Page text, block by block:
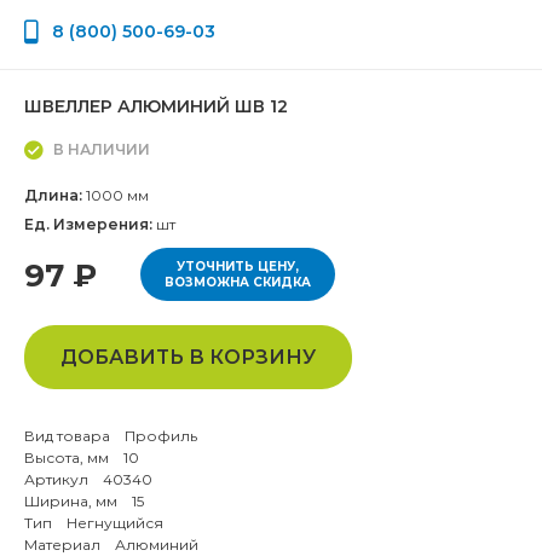
8 (800) 500-69-03
ШВЕЛЛЕР АЛЮМИНИЙ ШВ 12
В НАЛИЧИИ
Длина: 1000 мм
Ед. Измерения: шт
97 ₽
УТОЧНИТЬ ЦЕНУ,
ВОЗМОЖНА СКИДКА
ДОБАВИТЬ В КОРЗИНУ
Вид товара Профиль
Высота, мм 10
Артикул 40340
Ширина, мм 15
Тип Негнущийся
Материал Алюминий